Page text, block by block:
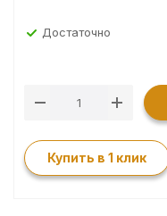
Достаточно
Купить в 1 клик